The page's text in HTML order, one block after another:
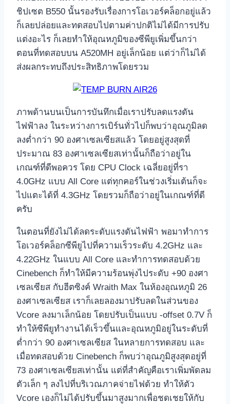
ชิปเซต B550 นั้นรองรับเรื่องการโอเวอร์คล็อกอยู่แล้ว
ก็เลยปล่อยและทดสอบไปตามค่าปกติไม่ได้มีการปรับ
แต่งอะไร ก็เลยทำให้อุณหภูมิของซีพียูเพิ่มขึ้นกว่า
ตอนที่ทดสอบบน A520MH อยู่เล็กน้อย แต่ว่าก็ไม่ได้
ส่งผลกระทบถึงประสิทธิภาพโดยรวม
ภาพด้านบนเป็นการบันทึกเมื่อเราปรับลดแรงดัน
ไฟฟ้าลง ในระหว่างการเบิร์นทั่วไปก็พบว่าอุณภูมิลด
ลงต่ำกว่า 90 องศาเซลเซียสแล้ว โดยอยู่สูงสุดที่
ประมาณ 83 องศาเซลเซียสเท่านั้นก็ถือว่าอยู่ใน
เกณฑ์ที่ดีพอควร โดย CPU Clock เฉลี่ยอยู่ที่รา
4.0GHz แบบ All Core แต่ทุกคอร์ในช่วงเริ่มเต้นก็จะ
ไปแตะได้ที่ 4.3GHz โดยรวมก็ถือว่าอยู่ในเกณฑ์ที่ดี
ครับ
ในตอนที่ยังไม่ได้ลดระดับแรงดันไฟฟ้า พอมาทำการ
โอเวอร์คล็อกซีพียูไปที่ความเร็วระดับ 4.2GHz และ
4.22GHz ในแบบ All Core และทำการทดสอบด้วย
Cinebench ก็ทำให้มีความร้อนพุ่งไประดับ +90 องศา
เซลเซียส กับฮีตซิงค์ Wraith Max ในห้องอุณหภูมิ 26
องศาเซลเซียส เราก็เลยลองมาปรับลดในส่วนของ
Vcore ลงมาเล็กน้อย โดยปรับเป็นแบบ -offset 0.7V ก็
ทำให้ซีพียูทำงานได้เร็วขึ้นและอุณหภูมิอยู่ในระดับที่
ต่ำกว่า 90 องศาเซลเซียส ในหลายการทดสอบ และ
เมื่อทดสอบด้วย Cinebench ก็พบว่าอุณภูมิสูงสุดอยู่ที่
73 องศาเซลเซียสเท่านั้น แต่ที่สำคัญคือเราเพิ่มพัดลม
ตัวเล็ก ๆ ลงไปที่บริเวณภาคจ่ายไฟด้วย ทำให้ตัว
Vcore เองก็ไม่ได้ปรับขึ้นมาสูงมากเพื่อชดเชยให้กับ